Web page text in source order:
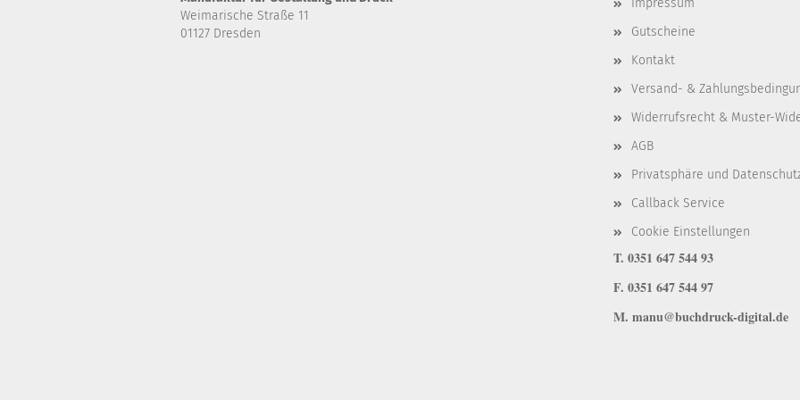
Weimarische Straße 11
01127 Dresden
Impressum
Gutscheine
Kontakt
Versand- &
Widerrufsrecht & Muster-
AGB
Privatsphäre und
Callback Service
Cookie Einstellungen
T. 0351 647 544 93
F. 0351 647 544 97
M. manu@buchdruck-digital.de